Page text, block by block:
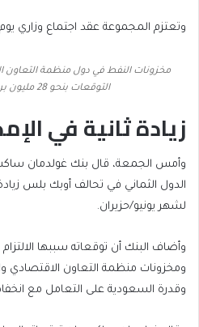
وتعتزم المجموعة عقد اجتماع وزاري يوم 28 مايو/أيار الجاري.
مخزونات النفط في دول منظمة التعاون
التوقعات بنحو 28 مليون برميل (شترستوك)
زيادة ثانية في
وأمس الجمعة، قال بنك غولدمان
الدول الثماني في تحالف أوبك بلس زيادة
لشهر يونيو/حزيران.
وأضاف البنك أن توقعاته سببها
ومخزونات منظمة التعاون الاقتصادي
وقدرة السعودية على التعامل مع